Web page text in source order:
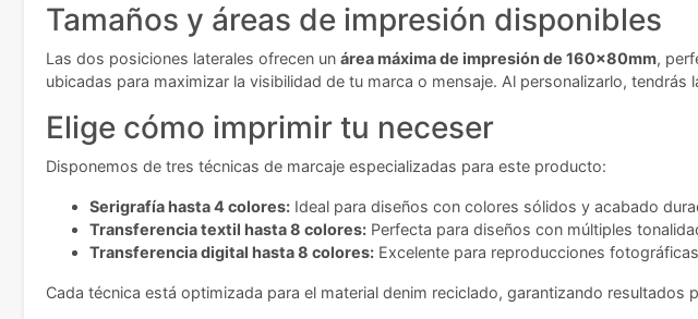
Tamaños y áreas de impresión disponibles
Las dos posiciones laterales ofrecen un área máxima de impresión de 160x80mm,
ubicadas para maximizar la visibilidad de tu marca o mensaje. Al personalizarlo,
Elige cómo imprimir tu neceser
Disponemos de tres técnicas de marcaje especializadas para este producto:
Serigrafía hasta 4 colores: Ideal para diseños con colores sólidos y acabado
Transferencia textil hasta 8 colores: Perfecta para diseños con múltiples
Transferencia digital hasta 8 colores: Excelente para reproducciones
Cada técnica está optimizada para el material denim reciclado, garantizando